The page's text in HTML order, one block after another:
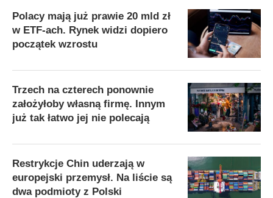
Polacy mają już prawie 20 mld zł
w ETF-ach. Rynek widzi dopiero
początek wzrostu
Trzech na czterech ponownie
założyłoby własną firmę. Innym
już tak łatwo jej nie polecają
Restrykcje Chin uderzają w
europejski przemysł. Na liście są
dwa podmioty z Polski